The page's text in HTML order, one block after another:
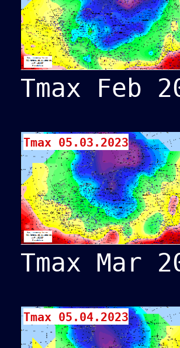
Tmax Feb
Tmax 05.03.2023
Tmax Mar
Tmax 05.04.2023